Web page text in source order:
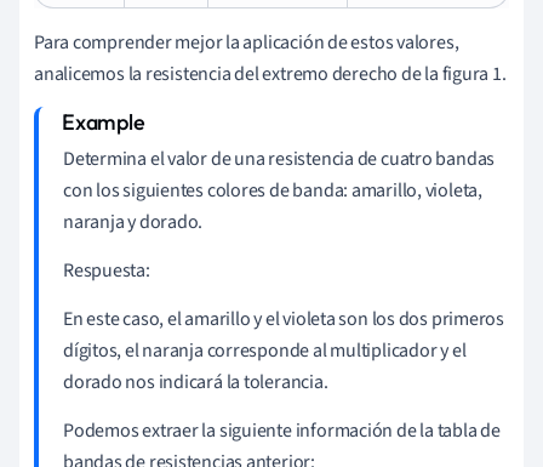
Para comprender mejor la aplicación de estos valores,
analicemos la resistencia del extremo derecho de la figura 1.
Determina el valor de una resistencia de cuatro bandas
con los siguientes colores de banda: amarillo, violeta,
naranja y dorado.
Respuesta:
En este caso, el amarillo y el violeta son los dos primeros
dígitos, el naranja corresponde al multiplicador y el
dorado nos indicará la tolerancia.
Podemos extraer la siguiente información de la tabla de